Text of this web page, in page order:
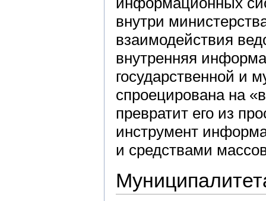
внутри
взаимодействия
внутренняя
государственной и
спроецирована на
превратит его из
инструмент
и средствами